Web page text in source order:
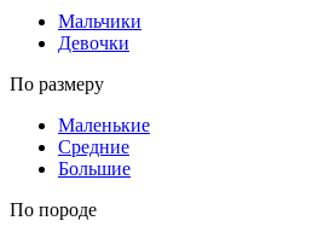
Мальчики
Девочки
По размеру
Маленькие
Средние
Большие
По породе